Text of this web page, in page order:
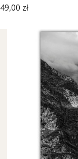
Cena
49,00 zł